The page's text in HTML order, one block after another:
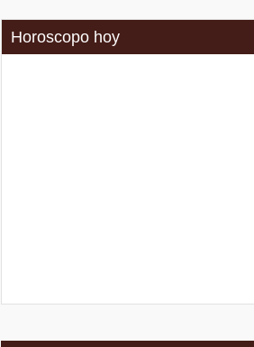
Horoscopo hoy